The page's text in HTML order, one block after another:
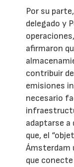
Por su
delegado y
afirmaron
contribuir
emisiones
necesario
adaptarse
que, el
Ámsterdam
que